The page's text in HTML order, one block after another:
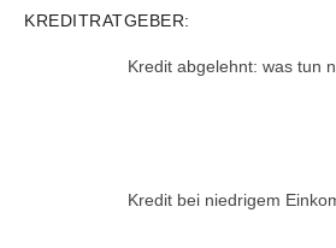
KREDITRATGEBER:
Kredit abgelehnt: was tun
Kredit bei niedrigem